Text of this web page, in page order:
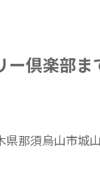
ー倶楽部
県那須烏山市城